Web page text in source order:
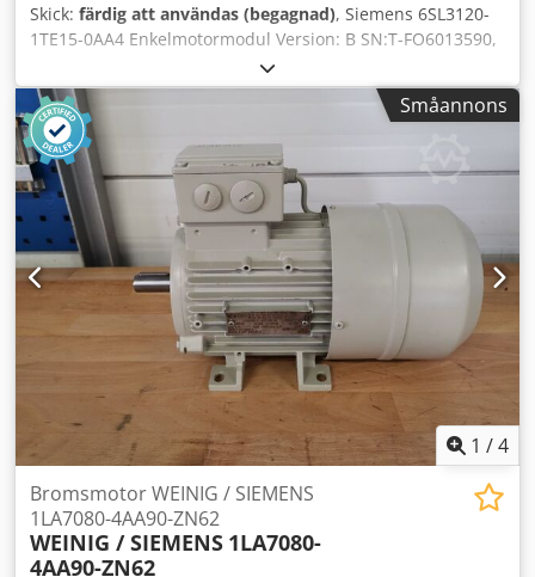
Skick: färdig att användas (begagnad), Siemens 6SL3120-
1TE15-0AA4 Enkelmotormodul Version: B SN:T-FO6013590,
begagnad, gott skick, 100% fungerande,
leveransomfattning enligt bilder. Chjdpfxex Euz Hs Ak Hoa
Småannons
1 /4
Bromsmotor WEINIG / SIEMENS
1LA7080-4AA90-ZN62
WEINIG / SIEMENS 1LA7080-
4AA90-ZN62